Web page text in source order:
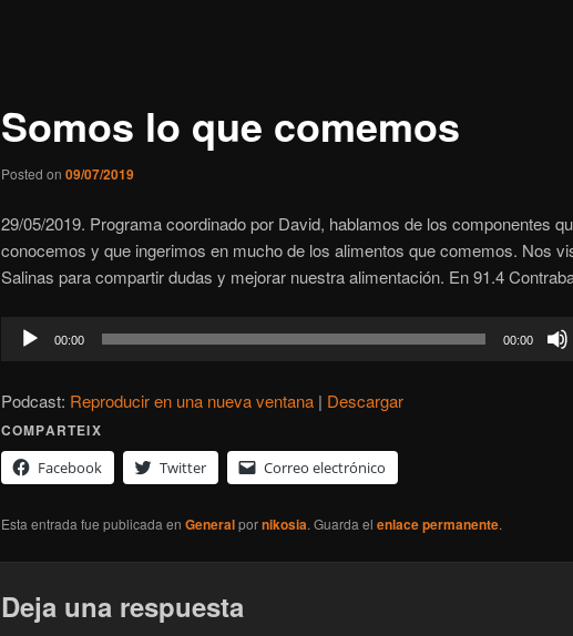
Somos lo que comemos
Posted on 09/07/2019
29/05/2019. Programa coordinado por David, hablamos de los componentes
conocemos y que ingerimos en mucho de los alimentos que comemos. Nos
Salinas para compartir dudas y mejorar nuestra alimentación. En 91.4
Reproductor
00:00 00:00
Podcast: Reproducir en una nueva ventana| Descargar
COMPARTEIX
Facebook
Twitter Correo electrónico
Esta entrada fue publicada en Generalpornikosia. Guarda el enlace permanente.
Deja una respuesta